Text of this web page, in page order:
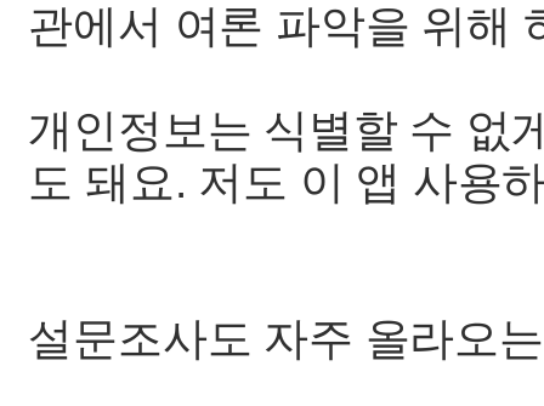
관에서 여론 파악을 위해
개인정보는 식별할 수 없
도 돼요. 저도 이 앱 사용
설문조사도 자주 올라오